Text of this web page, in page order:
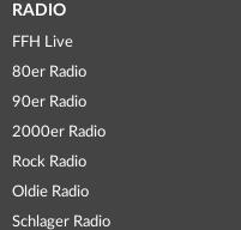
RADIO
FFH Live
80er Radio
90er Radio
2000er Radio
Rock Radio
Oldie Radio
Schlager Radio